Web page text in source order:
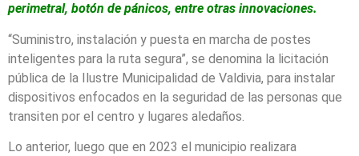
perimetral, botón de pánicos, entre otras innovaciones.
“Suministro, instalación y puesta en marcha de postes
inteligentes para la ruta segura”, se denomina la licitación
pública de la Ilustre Municipalidad de Valdivia, para instalar
dispositivos enfocados en la seguridad de las personas que
transiten por el centro y lugares aledaños.
Lo anterior, luego que en 2023 el municipio realizara